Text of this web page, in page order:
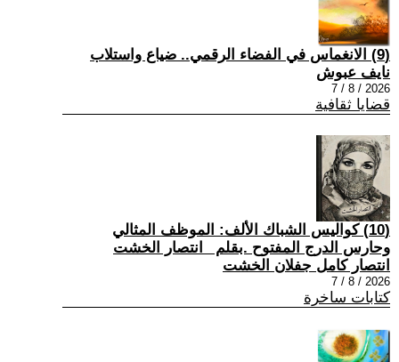
(9) الانغماس في الفضاء الرقمي.. ضياع واستلاب
نايف عبوش
2026 / 8 / 7
قضايا ثقافية
(10) كواليس الشباك الألف: الموظف المثالي
وحارس الدرج المفتوح .بقلم _انتصار الخشت
انتصار كامل جفلان الخشت
2026 / 8 / 7
كتابات ساخرة